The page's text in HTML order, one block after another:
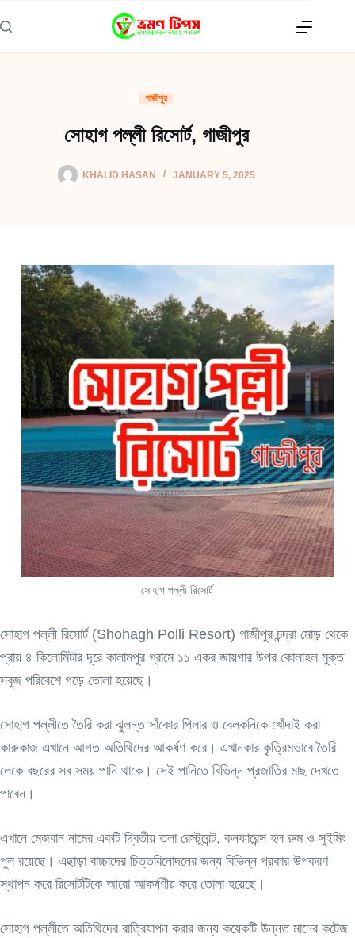
to
content
গাজীপুর
সোহাগ পল্লী রিসোর্ট, গাজীপুর
KHALID HASAN JANUARY 5, 2025
সোহাগ পল্লী রিসোর্ট
সোহাগ পল্লী রিসোর্ট (Shohagh Polli Resort) গাজীপুর চন্দ্রা মোড় থেকে
প্রায় ৪ কিলোমিটার দূরে কালামপুর গ্রামে ১১ একর জায়গার উপর কোলাহল মুক্ত
সবুজ পরিবেশে গড়ে তোলা হয়েছে।
সোহাগ পল্লীতে তৈরি করা ঝুলন্ত সাঁকোর পিলার ও বেলকনিকে খোঁদাই করা
কারুকাজ এখানে আগত অতিথিদের আকর্ষণ করে। এখানকার কৃত্রিমভাবে তৈরি
লেকে বছরের সব সময় পানি থাকে। সেই পানিতে বিভিন্ন প্রজাতির মাছ দেখতে
পাবেন।
এখানে মেজবান নামের একটি দ্বিতীয় তলা রেস্টুরেন্ট, কনফারেন্স হল রুম ও সুইমিং
পুল রয়েছে। এছাড়া বাচ্চাদের চিত্তবিনোদনের জন্য বিভিন্ন প্রকার উপকরণ
স্থাপন করে রিসোর্টটিকে আরো আকর্ষণীয় করে তোলা হয়েছে।
সোহাগ পল্লীতে অতিথিদের রাত্রিযাপন করার জন্য কয়েকটি উন্নত মানের কটেজ